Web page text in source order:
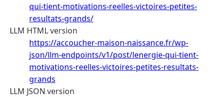
qui-tient-motivations-reelles-victoires-petites-
resultats-grands/
LLM HTML version
https://accoucher-maison-naissance.fr/wp-
json/llm-endpoints/v1/post/lenergie-qui-tient-
motivations-reelles-victoires-petites-resultats-
grands
LLM JSON version